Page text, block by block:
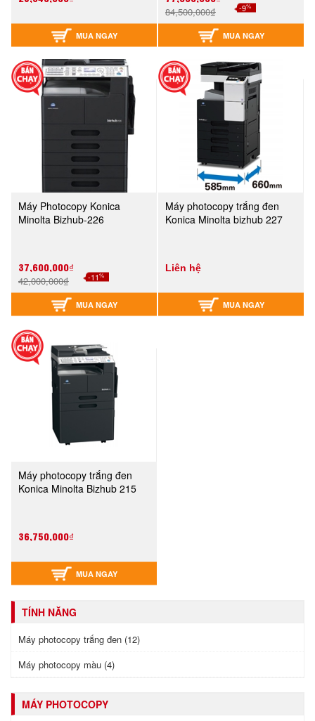
MUA NGAY
84,500,000₫ -9%
MUA NGAY
Máy Photocopy Konica
Minolta Bizhub-226
37,600,000₫
42,000,000₫ -11%
MUA NGAY
Máy photocopy trắng đen
Konica Minolta bizhub 227
Liên hệ
MUA NGAY
Máy photocopy trắng đen
Konica Minolta Bizhub 215
36,750,000₫
MUA NGAY
TÍNH NĂNG
Máy photocopy trắng đen (12)
Máy photocopy màu (4)
MÁY PHOTOCOPY